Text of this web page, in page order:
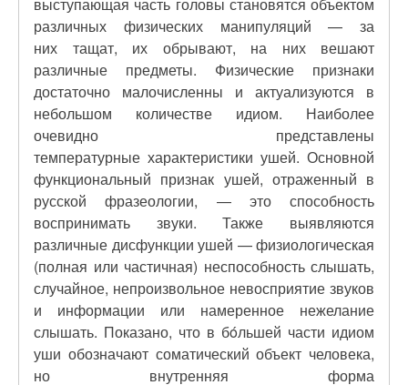
различных физических манипуляций — за
них тащат, их обрывают, на них вешают
различные предметы. Физические признаки
достаточно малочисленны и актуализуются в
небольшом количестве идиом. Наиболее
очевидно представлены
температурные характеристики ушей. Основной
функциональный признак ушей, отраженный в
русской фразеологии, — это способность
воспринимать звуки. Также выявляются
различные дисфункции ушей — физиологическая
(полная или частичная) неспособность слышать,
случайное, непроизвольное невосприятие звуков
и информации или намеренное нежелание
слышать. Показано, что в бóльшей части идиом
уши обозначают соматический объект человека,
но внутренняя форма